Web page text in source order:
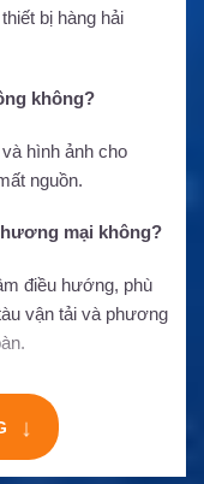
bị hàng hải
không?
hình ảnh cho
nguồn.
mại không?
điều hướng, phù
vận tải và phương
↓